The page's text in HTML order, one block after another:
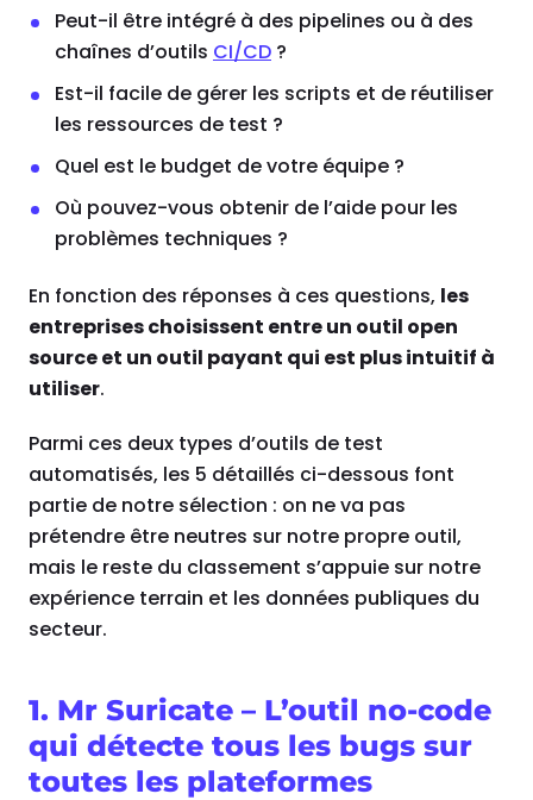
Peut-il être intégré à des pipelines ou à des
chaînes d’outils CI/CD ?
Est-il facile de gérer les scripts et de réutiliser
les ressources de test ?
Quel est le budget de votre équipe ?
Où pouvez-vous obtenir de l’aide pour les
problèmes techniques ?
En fonction des réponses à ces questions, les
entreprises choisissent entre un outil open
source et un outil payant qui est plus intuitif à
utiliser.
Parmi ces deux types d’outils de test
automatisés, les 5 détaillés ci-dessous font
partie de notre sélection : on ne va pas
prétendre être neutres sur notre propre outil,
mais le reste du classement s’appuie sur notre
expérience terrain et les données publiques du
secteur.
1. Mr Suricate – L’outil no-code
qui détecte tous les bugs sur
toutes les plateformes